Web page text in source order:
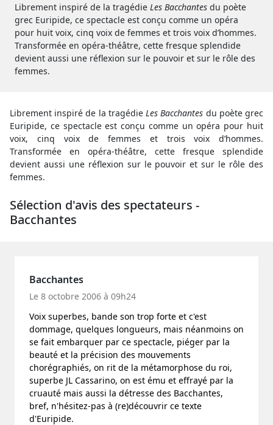
Librement inspiré de la tragédie Les Bacchantes du poète
grec Euripide, ce spectacle est conçu comme un opéra
pour huit voix, cinq voix de femmes et trois voix d’hommes.
Transformée en opéra-théâtre, cette fresque splendide
devient aussi une réflexion sur le pouvoir et sur le rôle des
femmes.
Librement inspiré de la tragédieLes Bacchantes du poète grec
Euripide, ce spectacle est conçu comme un opéra pour huit
voix, cinq voix de femmes et trois voix d’hommes.
Transformée en opéra-théâtre, cette fresque splendide
devient aussi une réflexion sur le pouvoir et sur le rôle des
femmes.
Sélection d'avis des spectateurs -
Bacchantes
Bacchantes
Le 8 octobre 2006 à 09h24
Voix superbes, bande son trop forte et c'est
dommage, quelques longueurs, mais néanmoins on
se fait embarquer par ce spectacle, piéger par la
beauté et la précision des mouvements
chorégraphiés, on rit de la métamorphose du roi,
superbe JL Cassarino, on est ému et effrayé par la
cruauté mais aussi la détresse des Bacchantes,
bref, n'hésitez-pas à (re)découvrir ce texte
d'Euripide.